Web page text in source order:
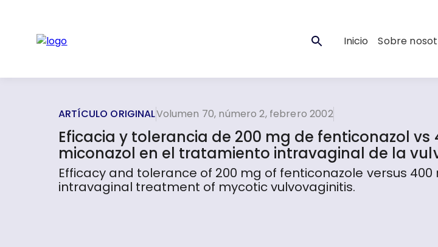
Inicio Sobre
ARTÍCULO ORIGINALVolumen 70, número 2, febrero 2002
Eficacia y tolerancia de 200 mg de fenticonazol vs
miconazol en el tratamiento intravaginal de la
Efficacy and tolerance of 200 mg of fenticonazole versus
intravaginal treatment of mycotic vulvovaginitis.